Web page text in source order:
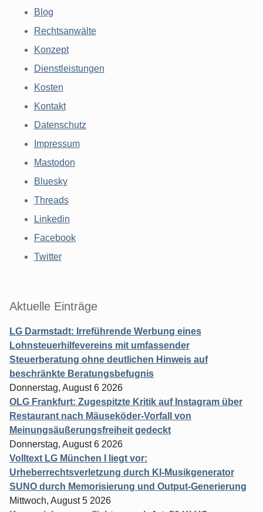
Blog
Rechtsanwälte
Konzept
Dienstleistungen
Kosten
Kontakt
Datenschutz
Impressum
Mastodon
Bluesky
Threads
Linkedin
Facebook
Twitter
Aktuelle Einträge
LG Darmstadt: Irreführende Werbung eines
Lohnsteuerhilfevereins mit umfassender
Steuerberatung ohne deutlichen Hinweis auf
beschränkte Beratungsbefugnis
Donnerstag, August 6 2026
OLG Frankfurt: Zugespitzte Kritik auf Instagram über
Restaurant nach Mäuseköder-Vorfall von
Meinungsäußerungsfreiheit gedeckt
Donnerstag, August 6 2026
Volltext LG München I liegt vor:
Urheberrechtsverletzung durch KI-Musikgenerator
SUNO durch Memorisierung und Output-Generierung
Mittwoch, August 5 2026